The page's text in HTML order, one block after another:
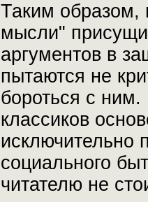
Таким образом,
мысли"
аргументов в
пытаются не
бороться с
классиков
исключительно
социального
читателю не